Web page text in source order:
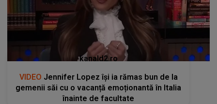
kanald2.ro
VIDEO Jennifer Lopez își ia rămas bun de la
gemenii săi cu o vacanță emoționantă în Italia
înainte de facultate